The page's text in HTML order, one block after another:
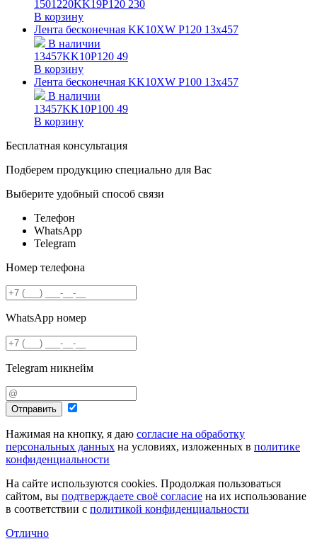
1501220KK19P120 230
В корзину
Лента бесконечная KK10XW P120 13х457
В наличии
13457KK10P120 49
В корзину
Лента бесконечная KK10XW P100 13х457
В наличии
13457KK10P100 49
В корзину
Бесплатная консультация
Подберем продукцию специально для Вас
Выберите удобный способ связи
Телефон
WhatsApp
Telegram
Номер телефона
WhatsApp номер
Telegram никнейм
Отправить
Нажимая на кнопку, я даю согласие на обработку
персональных данных на условиях, изложенных в политике
конфиденциальности
На сайте используются cookies. Продолжая пользоваться
сайтом, вы подтверждаете своё согласие на их использование
в соответствии с политикой конфиденциальности
Отлично